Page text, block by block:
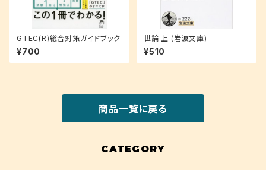
GTEC(R)総合対策ガイドブック
¥700
世論 上 (岩波文庫)
¥510
商品一覧に戻る
CATEGORY